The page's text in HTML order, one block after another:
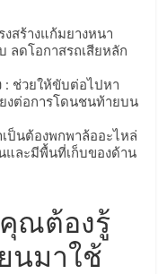
สร้างแก้มยางหนา
ลดโอกาสรถเสียหลัก
: ช่วยให้ขับต่อไปหา
งต่อการโดนชนท้ายบน
ป็นต้องพกพาล้ออะไหล่
และมีพื้นที่เก็บของด้าน
ณต้องรู้
นมาใช้